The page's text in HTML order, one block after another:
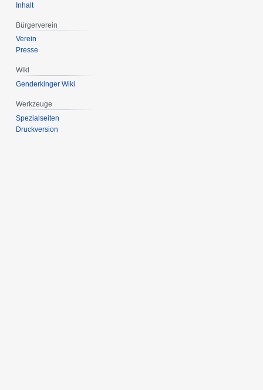
Inhalt
Bürgerverein
Verein
Presse
Wiki
Genderkinger Wiki
Werkzeuge
Spezialseiten
Druckversion